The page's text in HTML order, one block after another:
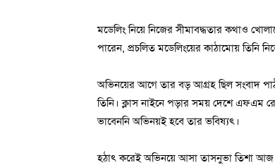
মডেলিং নিয়ে নিজের সীমাবদ্ধতার কথাও
পারেন, প্রচলিত মডেলিংয়ের কাঠামোয় তিনি
অভিনয়ের আগে তার বড় আগ্রহ ছিল সংবাদ
তিনি। ক্লাস নাইনে পড়ার সময় দেশে এফএম
ভাবেননি অভিনয়ই হবে তার ভবিষ্যৎ।
হঠাৎ করেই অভিনয়ে আসা তাসনুভা তিশা আজ